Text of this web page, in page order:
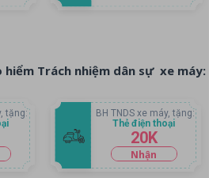
hiểm Trách nhiệm dân sự xe máy:
Thẻ điện thoại
20K
BH TNDS xe máy, tặng:
Nhận
voucher
tặng: